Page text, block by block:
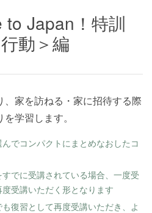
to Japan！特訓
動＞編
家を訪ねる・家に招待する際
学習します。
でコンパクトにまとめなおしたコ
でに受講されている場合、一度受
受講いただく形となります
復習として再度受講いただき、よ